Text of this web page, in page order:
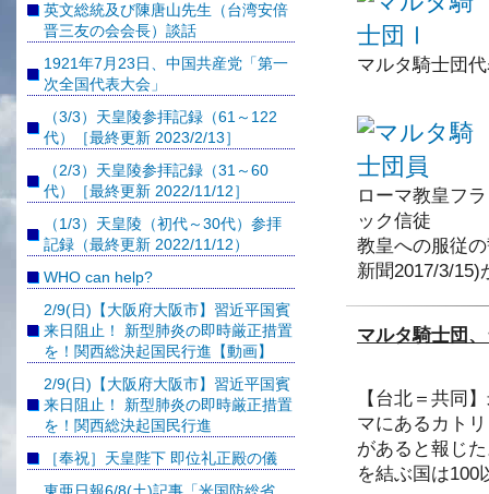
マルタ騎士団
ローマ教皇フ
ック信徒
教皇への服従
新聞2017/3/15)
マルタ騎士団
【台北＝共同
マにあるカト
があると報じ
を結ぶ国は100
英文総統及び陳唐山先生（台湾安倍
晋三友の会会長）談話
1921年7月23日、中国共産党「第一
次全国代表大会」
（3/3）天皇陵参拝記録（61～122
代）［最終更新 2023/2/13］
（2/3）天皇陵参拝記録（31～60
代）［最終更新 2022/11/12］
（1/3）天皇陵（初代～30代）参拝
記録（最終更新 2022/11/12）
WHO can help?
2/9(日)【大阪府大阪市】習近平国賓
来日阻止！ 新型肺炎の即時厳正措置
を！関西総決起国民行進【動画】
2/9(日)【大阪府大阪市】習近平国賓
来日阻止！ 新型肺炎の即時厳正措置
を！関西総決起国民行進
［奉祝］天皇陛下 即位礼正殿の儀